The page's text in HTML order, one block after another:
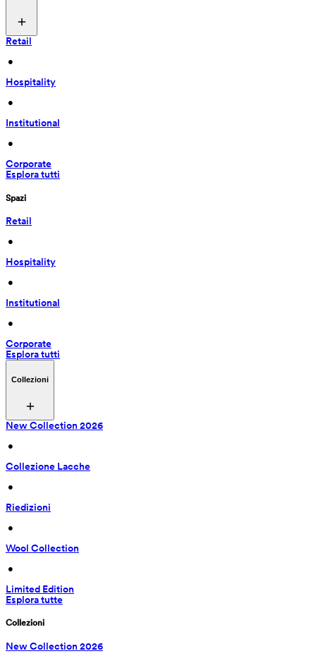
Retail
•
Hospitality
•
Institutional
•
Corporate
Esplora tutti
Spazi
Retail
•
Hospitality
•
Institutional
•
Corporate
Esplora tutti
Collezioni
New Collection 2026
•
Collezione Lacche
•
Riedizioni
•
Wool Collection
•
Limited Edition
Esplora tutte
Collezioni
New Collection 2026